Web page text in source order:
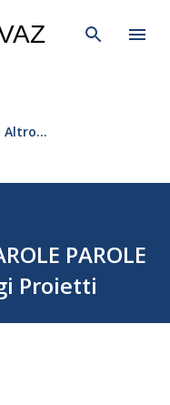
Altro…
PAROLE
Proietti